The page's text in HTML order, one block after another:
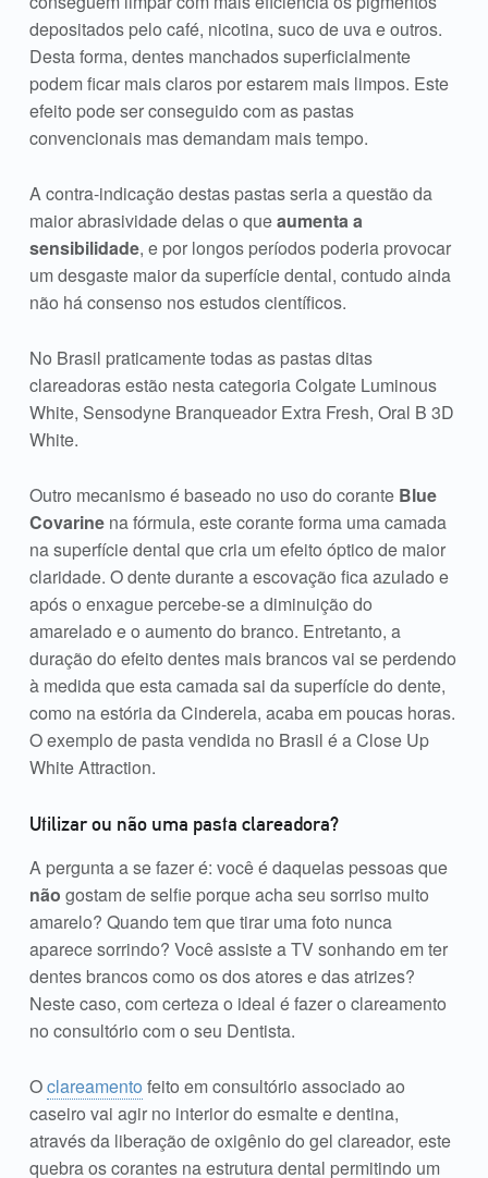
depositados pelo café, nicotina, suco de uva e outros.
Desta forma, dentes manchados superficialmente
podem ficar mais claros por estarem mais limpos. Este
efeito pode ser conseguido com as pastas
convencionais mas demandam mais tempo.
A contra-indicação destas pastas seria a questão da
maior abrasividade delas o queaumenta a
sensibilidade, e por longos períodos poderia provocar
um desgaste maior da superfície dental, contudo ainda
não há consenso nos estudos científicos.
No Brasil praticamente todas as pastas ditas
clareadoras estão nesta categoria Colgate Luminous
White, Sensodyne Branqueador Extra Fresh, Oral B 3D
White.
Outro mecanismo é baseado no uso do corante Blue
Covarinena fórmula, este corante forma uma camada
na superfície dental que cria um efeito óptico de maior
claridade. O dente durante a escovação fica azulado e
após o enxague percebe-se a diminuição do
amarelado e o aumento do branco. Entretanto, a
duração do efeito dentes mais brancos vai se perdendo
à medida que esta camada sai da superfície do dente,
como na estória da Cinderela, acaba em poucas horas.
O exemplo de pasta vendida no Brasil é a Close Up
White Attraction.
Utilizar ou não uma pasta clareadora?
A pergunta a se fazer é: você é daquelas pessoas que
não gostam de selfie porque acha seu sorriso muito
amarelo? Quando tem que tirar uma foto nunca
aparece sorrindo? Você assiste a TV sonhando em ter
dentes brancos como os dos atores e das atrizes?
Neste caso, com certeza o ideal é fazer o clareamento
no consultório com o seu Dentista.
Oclareamento feito em consultório associado ao
caseiro vai agir no interior do esmalte e dentina,
através da liberação de oxigênio do gel clareador, este
quebra os corantes na estrutura dental permitindo um